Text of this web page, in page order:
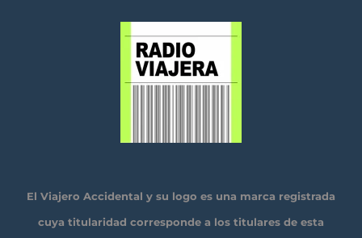
El Viajero Accidental y su logo es una marca registrada
cuya titularidad corresponde a los titulares de esta